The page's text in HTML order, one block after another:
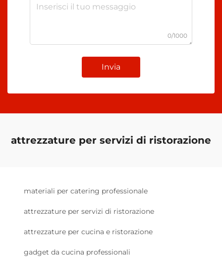
0/1000
Invia
attrezzature per servizi di ristorazione
materiali per catering professionale
attrezzature per servizi di ristorazione
attrezzature per cucina e ristorazione
gadget da cucina professionali